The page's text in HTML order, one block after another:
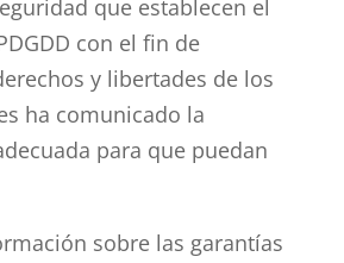
que establecen el
con el fin de
y libertades de los
ha comunicado la
para que puedan
sobre las garantías